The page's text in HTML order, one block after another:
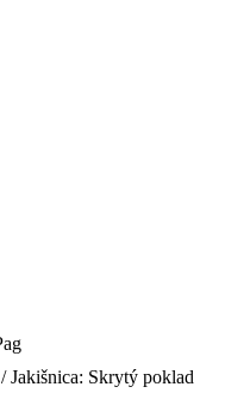
/ Jakišnica: Skrytý poklad